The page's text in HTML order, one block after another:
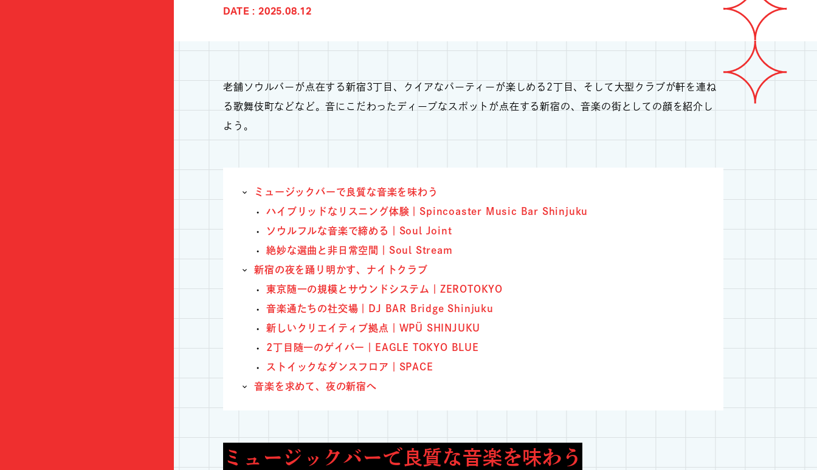
DATE : 2025.08.12
老舗ソウルバーが点在する新宿3丁目、クイアなパーティーが楽しめる2丁目、そして大型クラブが軒を連ね
る歌舞伎町などなど。音にこだわったディープなスポットが点在する新宿の、音楽の街としての顔を紹介し
よう。
ミュージックバーで良質な音楽を味わう
ハイブリッドなリスニング体験｜Spincoaster Music Bar Shinjuku
ソウルフルな音楽で締める｜Soul Joint
絶妙な選曲と非日常空間｜Soul Stream
新宿の夜を踊り明かす、ナイトクラブ
東京随一の規模とサウンドシステム｜ZEROTOKYO
音楽通たちの社交場｜DJ BAR Bridge Shinjuku
新しいクリエイティブ拠点｜WPÜ SHINJUKU
2丁目随一のゲイバー｜EAGLE TOKYO BLUE
ストイックなダンスフロア｜SPACE
音楽を求めて、夜の新宿へ
ミュージックバーで良質な音楽を味わう